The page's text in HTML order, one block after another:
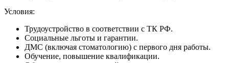
Условия:
Трудоустройство в соответствии с ТК РФ.
Социальные льготы и гарантии.
ДМС (включая стоматологию) с первого дня работы.
Обучение, повышение квалификации.